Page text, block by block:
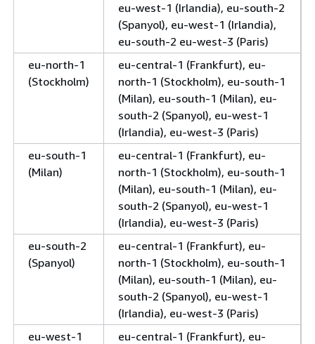
eu-west-1 (Irlandia), eu-south-2
(Spanyol), eu-west-1 (Irlandia),
eu-south-2 eu-west-3 (Paris)
eu-north-1
(Stockholm)
eu-central-1 (Frankfurt), eu-
north-1 (Stockholm), eu-south-1
(Milan), eu-south-1 (Milan), eu-
south-2 (Spanyol), eu-west-1
(Irlandia), eu-west-3 (Paris)
eu-south-1
(Milan)
eu-central-1 (Frankfurt), eu-
north-1 (Stockholm), eu-south-1
(Milan), eu-south-1 (Milan), eu-
south-2 (Spanyol), eu-west-1
(Irlandia), eu-west-3 (Paris)
eu-south-2
(Spanyol)
eu-central-1 (Frankfurt), eu-
north-1 (Stockholm), eu-south-1
(Milan), eu-south-1 (Milan), eu-
south-2 (Spanyol), eu-west-1
(Irlandia), eu-west-3 (Paris)
eu-west-1
eu-central-1 (Frankfurt), eu-